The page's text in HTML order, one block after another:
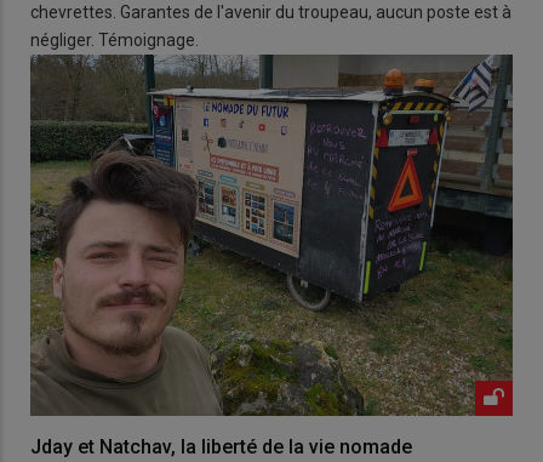
chevrettes. Garantes de l'avenir du troupeau, aucun poste est à
négliger. Témoignage.
Jday et Natchav, la liberté de la vie nomade